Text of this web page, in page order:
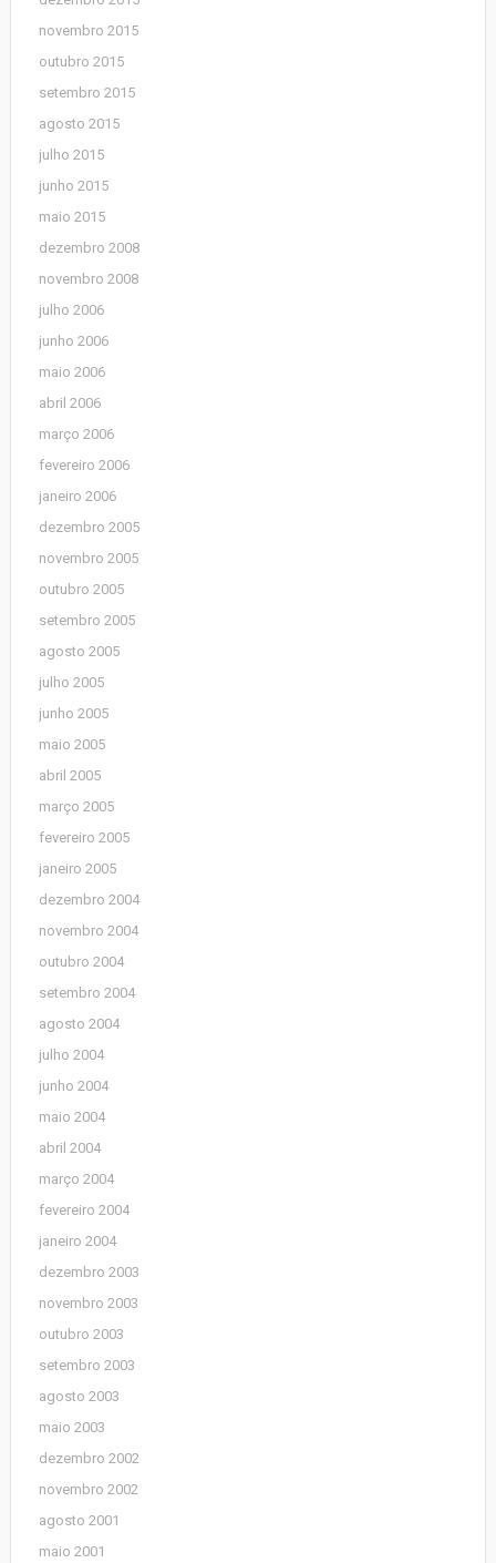
novembro 2015
outubro 2015
setembro 2015
agosto 2015
julho 2015
junho 2015
maio 2015
dezembro 2008
novembro 2008
julho 2006
junho 2006
maio 2006
abril 2006
março 2006
fevereiro 2006
janeiro 2006
dezembro 2005
novembro 2005
outubro 2005
setembro 2005
agosto 2005
julho 2005
junho 2005
maio 2005
abril 2005
março 2005
fevereiro 2005
janeiro 2005
dezembro 2004
novembro 2004
outubro 2004
setembro 2004
agosto 2004
julho 2004
junho 2004
maio 2004
abril 2004
março 2004
fevereiro 2004
janeiro 2004
dezembro 2003
novembro 2003
outubro 2003
setembro 2003
agosto 2003
maio 2003
dezembro 2002
novembro 2002
agosto 2001
maio 2001